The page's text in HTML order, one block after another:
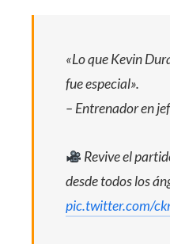
«Lo que Kevin
fue especial».
– Entrenador en
Revive el
desde todos los
pic.twitter.com/